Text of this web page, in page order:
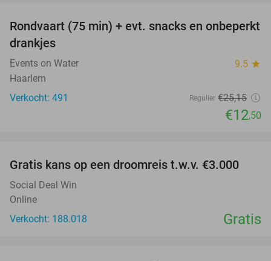
50%
Rondvaart (75 min) + evt. snacks en onbeperkt
drankjes
Events on Water 9.5 star
Haarlem
Verkocht: 491
Regulier €25,15
€12,50
Gratis kans op een droomreis t.w.v. €3.000
Social Deal Win
Online
Verkocht: 188.018
Gratis